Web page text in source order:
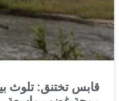
قابس تختنق: تلوث